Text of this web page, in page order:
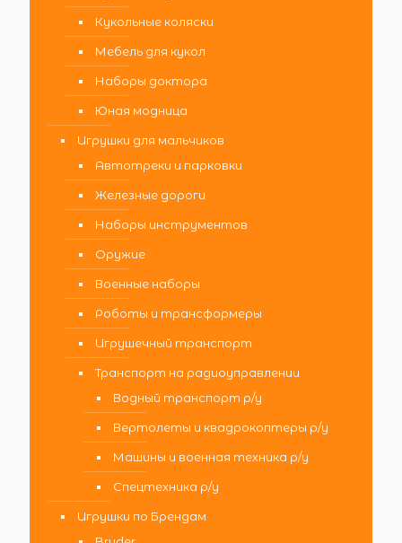
Кукольные коляски
Мебель для кукол
Наборы доктора
Юная модница
Игрушки для мальчиков
Автотреки и парковки
Железные дороги
Наборы инструментов
Оружие
Военные наборы
Роботы и трансформеры
Игрушечный транспорт
Транспорт на радиоуправлении
Водный транспорт р/у
Вертолеты и квадрокоптеры р/у
Машины и военная техника р/у
Спецтехника р/у
Игрушки по Брендам